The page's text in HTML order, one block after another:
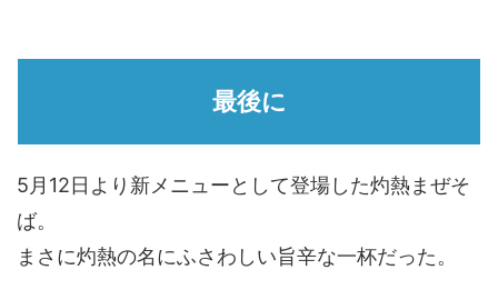
最後に
5月12日より新メニューとして登場した灼熱まぜそ
ば。
まさに灼熱の名にふさわしい旨辛な一杯だった。